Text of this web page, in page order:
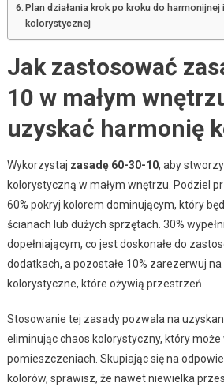
Plan działania krok po kroku do
kolorystycznej
Jak zastosować
10 w małym
uzyskać harmonię
Wykorzystaj zasadę 60-30-10, aby
kolorystyczną w małym wnętrzu. Podziel
60% pokryj kolorem dominującym, który
ścianach lub dużych sprzętach. 30%
dopełniającym, co jest doskonałe do
dodatkach, a pozostałe 10% zarezerwuj
kolorystyczne, które ożywią przestrzeń.
Stosowanie tej zasady pozwala na
eliminując chaos kolorystyczny, który może
pomieszczeniach. Skupiając się na
kolorów, sprawisz, że nawet niewielka